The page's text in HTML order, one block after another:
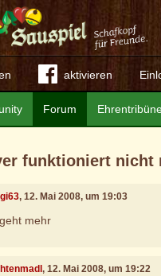
aktivieren
Forum
funktioniert nicht
, 12. Mai 2008, um 19:03
mehr
, 12. Mai 2008, um 19:22